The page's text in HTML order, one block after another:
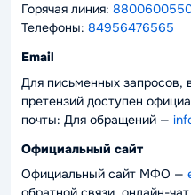
Горячая линия:
Телефоны: 84956476565
Email
Для письменных запросов,
претензий доступен
почты: Для обращений —
Официальный сайт
Официальный сайт МФО —